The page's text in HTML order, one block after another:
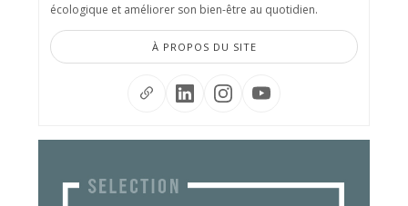
écologique et améliorer son bien-être au quotidien.
À PROPOS DU SITE